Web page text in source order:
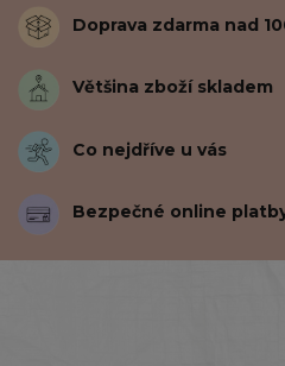
Doprava zdarma nad
Většina zboží skladem
Co nejdříve u vás
Bezpečné online